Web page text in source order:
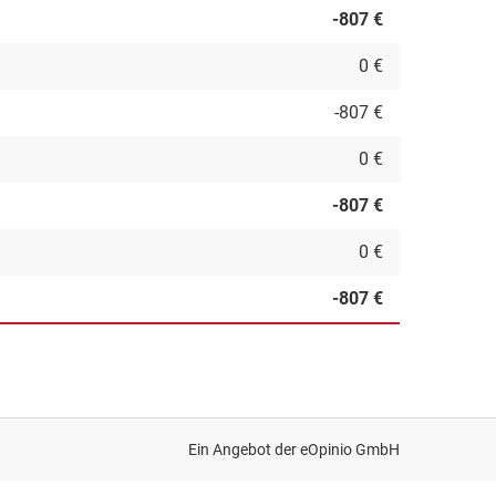
-807 €
0 €
-807 €
0 €
-807 €
0 €
-807 €
Ein Angebot dereOpinio GmbH